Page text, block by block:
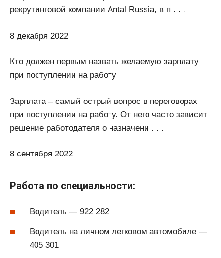
рекрутинговой компании Antal Russia, в п . . .
8 декабря 2022
Кто должен первым назвать желаемую зарплату
при поступлении на работу
Зарплата – самый острый вопрос в переговорах
при поступлении на работу. От него часто зависит
решение работодателя о назначени . . .
8 сентября 2022
Работа по специальности:
Водитель — 922 282
Водитель на личном легковом автомобиле —
405 301